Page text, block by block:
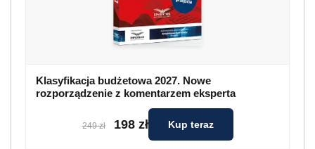
Klasyfikacja budżetowa 2027. Nowe
rozporządzenie z komentarzem eksperta
249 zł 198 zł Kup teraz